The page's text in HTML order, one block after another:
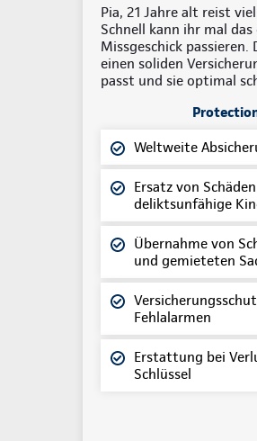
Pia, 21 Jahre alt reist
Schnell kann ihr mal
Missgeschick passieren.
einen soliden
passt und sie optimal
Weltweite
Ersatz von
deliktsunfähige
Übernahme von
und gemieteten
Fehlalarmen
Erstattung bei
Schlüssel